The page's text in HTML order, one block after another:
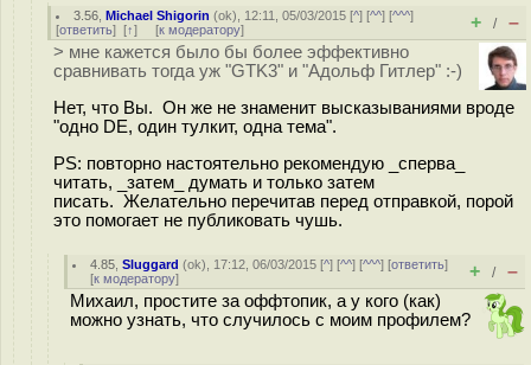
3.56 ,Michael Shigorin (ok), 12:11, 05/03/2015 [^] [^^] [^^^]
[ответить] [↑] [к модератору] + / –
> мне кажется было бы более эффективно
сравнивать тогда уж "GTK3" и "Адольф Гитлер" :-)
Нет, что Вы. Он же не знаменит высказываниями вроде
"одно DE, один тулкит, одна тема".
PS: повторно настоятельно рекомендую _сперва_
читать, _затем_ думать и только затем
писать. Желательно перечитав перед отправкой, порой
это помогает не публиковать чушь.
4.85 ,Sluggard (ok), 17:12, 06/03/2015 [^] [^^] [^^^] [ответить]
[к модератору] + / –
Михаил, простите за оффтопик, а у кого (как)
можно узнать, что случилось с моим профилем?